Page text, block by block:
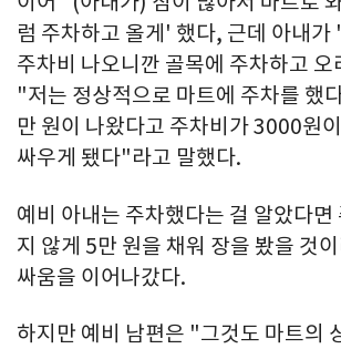
럼 주차하고 올게' 했다, 근데 아내가
주차비 나오니깐 골목에 주차하고
"저는 정상적으로 마트에 주차를 했
만 원이 나왔다고 주차비가 3000원
싸우게 됐다"라고 말했다.
예비 아내는 주차했다는 걸 알았다면
지 않게 5만 원을 채워 장을 봤을 것
싸움을 이어나갔다.
하지만 예비 남편은 "그것도 마트의